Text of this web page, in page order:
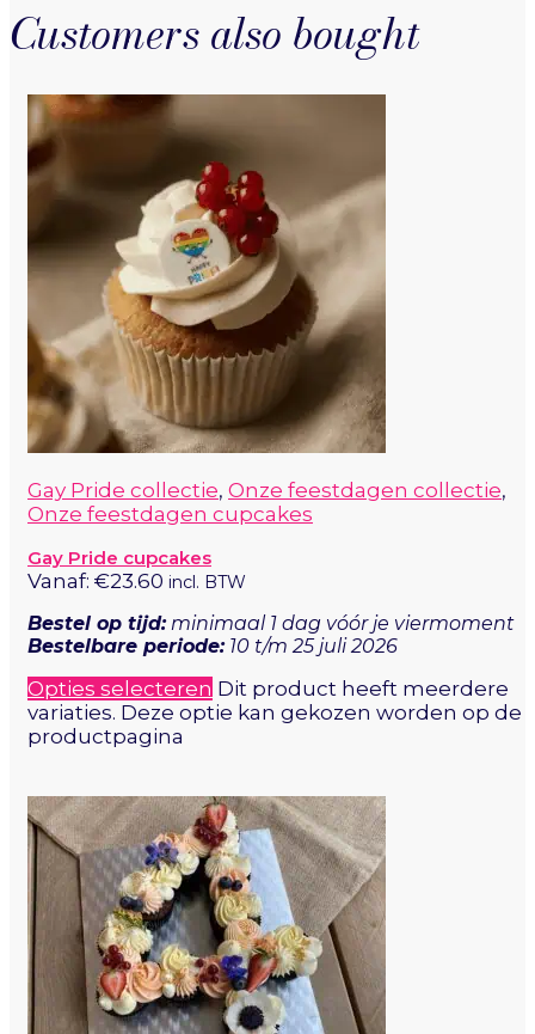
Customers also bought
Gay Pride collectie, Onze feestdagen collectie,
Onze feestdagen cupcakes
Gay Pride cupcakes
Vanaf: €23.60 incl. BTW
Bestel op tijd:minimaal 1 dag vóór je viermoment
Bestelbare periode:10 t/m 25 juli 2026
Opties selecteren Dit product heeft meerdere
variaties. Deze optie kan gekozen worden op de
productpagina